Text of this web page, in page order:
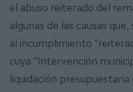
el abuso reiterado del
algunas de las causas
al incumplimiento
cuya “Intervención
liquidación presupuestaria